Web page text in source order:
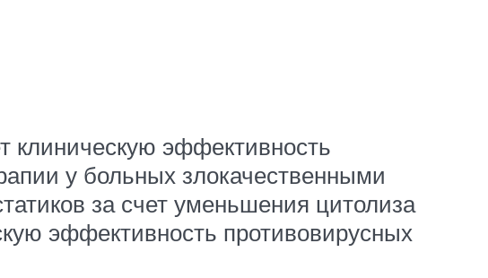
эффективность
у больных злокачественными
за счет уменьшения цитолиза
эффективность противовирусных